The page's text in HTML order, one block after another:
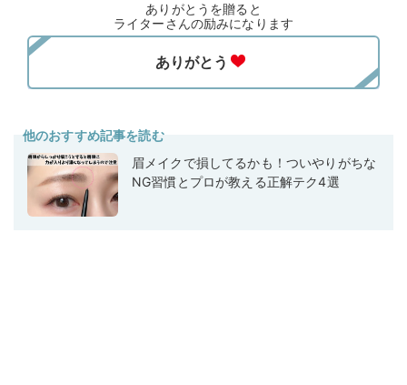
ありがとうを贈ると
ライターさんの励みになります
他のおすすめ記事を読む
眉メイクで損してるかも！ついやりがちな
NG習慣とプロが教える正解テク4選